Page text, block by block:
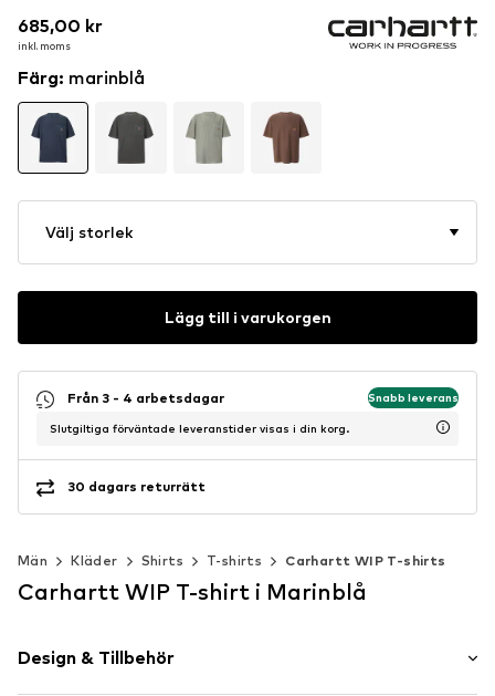
685,00 kr
inkl. moms
685,00 kr
inkl. moms
685,00 kr
inkl. moms
Färg: marinblå
Välj storlek
Lägg till i varukorgen
Från 3 - 4 arbetsdagar Snabb leverans
Slutgiltiga förväntade leveranstider visas i din korg.
30 dagars returrätt
Män Kläder Shirts T-shirts Carhartt WIP T-shirts
Carhartt WIP T-shirt i Marinblå
Design & Tillbehör